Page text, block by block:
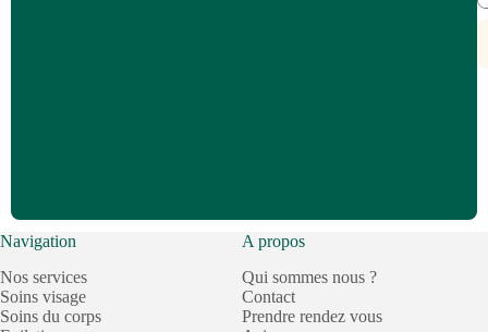
Navigation
Nos services
Soins visage
Soins du corps
A propos
Qui sommes nous ?
Contact
Prendre rendez vous